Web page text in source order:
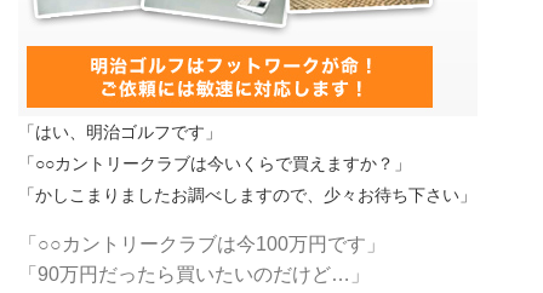
「はい、明治ゴルフです」
「○○カントリークラブは今いくらで買えますか？」
「かしこまりましたお調べしますので、少々お待ち下さい」
「○○カントリークラブは今100万円です」
「90万円だったら買いたいのだけど…」